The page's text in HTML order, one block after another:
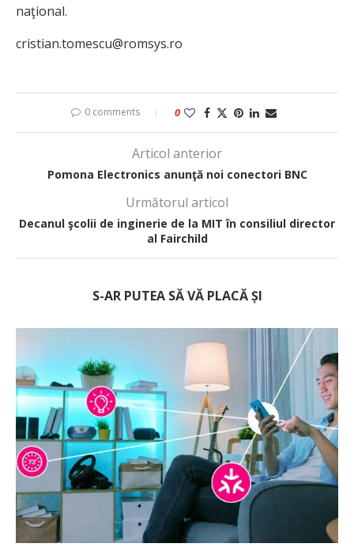
naţional.
cristian.tomescu@romsys.ro
0 comments 0
Articol anterior
Pomona Electronics anunţă noi conectori BNC
Următorul articol
Decanul şcolii de inginerie de la MIT în consiliul director
al Fairchild
S-AR PUTEA SĂ VĂ PLACĂ ȘI